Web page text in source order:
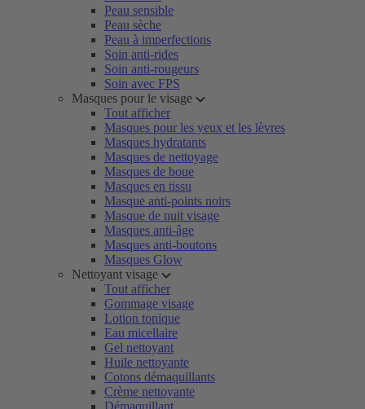
Peau sensible
Peau sèche
Peau à imperfections
Soin anti-rides
Soin anti-rougeurs
Soin avec FPS
Masques pour le visage
Tout afficher
Masques pour les yeux et les lèvres
Masques hydratants
Masques de nettoyage
Masques de boue
Masques en tissu
Masque anti-points noirs
Masque de nuit visage
Masques anti-âge
Masques anti-boutons
Masques Glow
Nettoyant visage
Tout afficher
Gommage visage
Lotion tonique
Eau micellaire
Gel nettoyant
Huile nettoyante
Cotons démaquillants
Crème nettoyante
Démaquillant